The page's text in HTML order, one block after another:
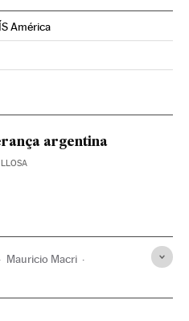
América
Twitter
en Instagram
Brasil en Facebook
argentina
Mauricio Macri
Sul